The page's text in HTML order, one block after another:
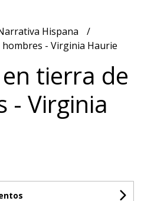
Hispana
- Virginia Haurie
tierra de
- Virginia